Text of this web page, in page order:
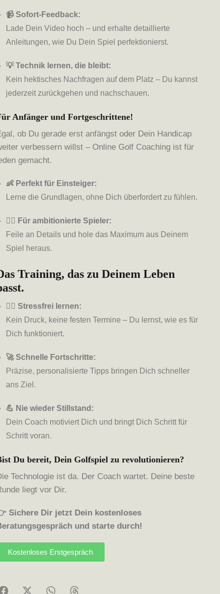
📹 Sofort-Feedback:
Lade Dein Video hoch – und erhalte detaillierte
Anleitungen, wie Du Dein Spiel perfektionierst.
💡 Technik lernen, die bleibt:
Kein hektisches Nachfragen auf dem Platz – Du kannst
jederzeit zurückgehen und nachschauen.
Anfänger und Fortgeschrittene!
ob Du gerade erst anfängst oder Dein Handicap
verbessern willst – Online Golf Coaching ist für
gemacht.
👶 Perfekt für Einsteiger:
Lerne die Grundlagen, ohne Dich überfordert zu fühlen.
🏌️‍♂️ Für ambitionierte Spieler:
Feile an Details und hole das Maximum aus Deinem
Spiel heraus.
Training, das zu Deinem Leben
🧘‍♀️ Stressfrei lernen:
Kein Druck, keine festen Termine – Du lernst, wie es für
Dich funktioniert.
🚀 Schnelle Fortschritte:
Präzise, personalisierte Tipps bringen Dich schneller
ans Ziel.
💪 Nie wieder Stillstand:
Dein Coach motiviert Dich und bringt Dich Schritt für
Schritt voran.
Du bereit, Dein Golfspiel zu revolutionieren?
Technologie ist da. Der Coach wartet. Deine beste
liegt vor Dir.
Sichere Dir jetzt Dein kostenloses
und starte durch!
Kostenloses Erstgespräch